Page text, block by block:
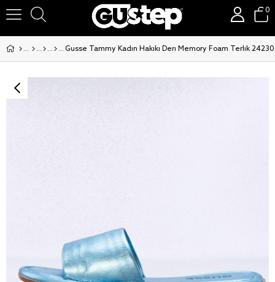
0
Gusse Tammy Kadın Hakiki Deri Memory Foam Terlik